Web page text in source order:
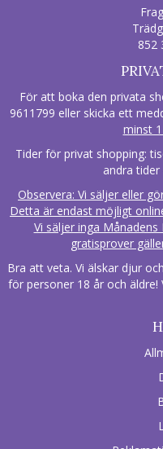
852
För att boka den privata
9611799 eller skicka ett
minst
Tider för privat shopping:
andra
Observera: Vi säljer eller
Detta är endast möjligt
Vi säljer inga
gratisprover
Bra att veta. Vi älskar djur
för personer 18 år och